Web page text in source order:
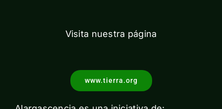
Visita nuestra página
www.tierra.org